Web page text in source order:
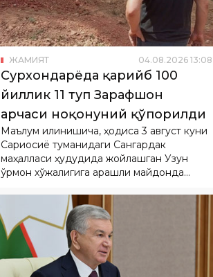
ЖАМИЯТ 04 13 08
Сурхондарёда қарийб 100
йиллик 11 туп Зарафшон
арчаси ноқонуний қўпорилди
Маълум қилинишича, ҳодиса 3 август куни
Сариосиё туманидаги Сангардак
маҳалласи ҳудудида жойлашган Узун
ўрмон хўжалигига қарашли майдонда
содир бўлган.